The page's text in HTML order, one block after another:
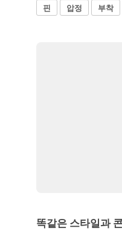
핀 압정 부착
똑같은 스타일과